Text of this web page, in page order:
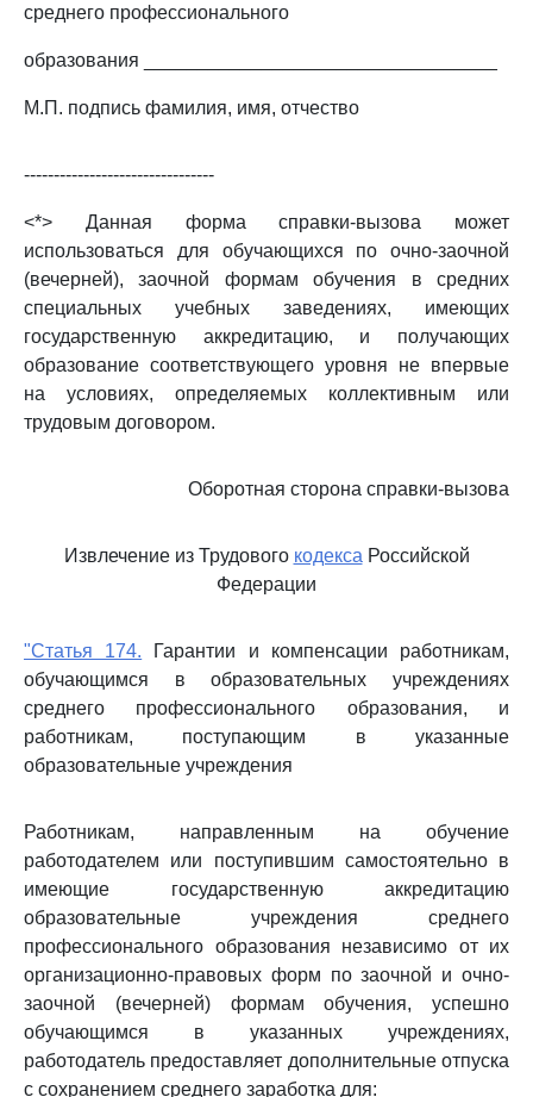
среднего профессионального
образования _________________________________
М.П. подпись фамилия, имя, отчество
--------------------------------
<*> Данная форма справки-вызова может
использоваться для обучающихся по очно-заочной
(вечерней), заочной формам обучения в средних
специальных учебных заведениях, имеющих
государственную аккредитацию, и получающих
образование соответствующего уровня не впервые
на условиях, определяемых коллективным или
трудовым договором.
Оборотная сторона справки-вызова
Извлечение из Трудового кодекса Российской
Федерации
"Статья 174. Гарантии и компенсации работникам,
обучающимся в образовательных учреждениях
среднего профессионального образования, и
работникам, поступающим в указанные
образовательные учреждения
Работникам, направленным на обучение
работодателем или поступившим самостоятельно в
имеющие государственную аккредитацию
образовательные учреждения среднего
профессионального образования независимо от их
организационно-правовых форм по заочной и очно-
заочной (вечерней) формам обучения, успешно
обучающимся в указанных учреждениях,
работодатель предоставляет дополнительные отпуска
с сохранением среднего заработка для: